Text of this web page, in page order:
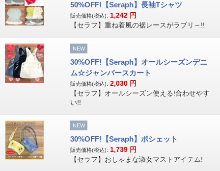
50%OFF!【Seraph】長袖Tシャツ
販売価格(税込): 1,242 円
【セラフ】重ね着風の裾レースがラブリ～!!
NEW
30%OFF!【Seraph】オールシーズンデニ
ム☆ジャンバースカート
販売価格(税込): 2,030 円
【セラフ】オールシーズン使える!合わせやす
い!!
NEW
30%OFF!【Seraph】ポシェット
販売価格(税込): 1,739 円
【セラフ】おしゃまな淑女マストアイテム!